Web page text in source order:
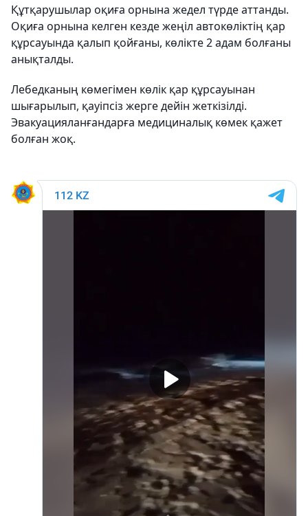
Құтқарушылар оқиға орнына жедел түрде аттанды.
Оқиға орнына келген кезде жеңіл автокөліктің қар
құрсауында қалып қойғаны, көлікте 2 адам болғаны
анықталды.
Лебедканың көмегімен көлік қар құрсауынан
шығарылып, қауіпсіз жерге дейін жеткізілді.
Эвакуацияланғандарға медициналық көмек қажет
болған жоқ.